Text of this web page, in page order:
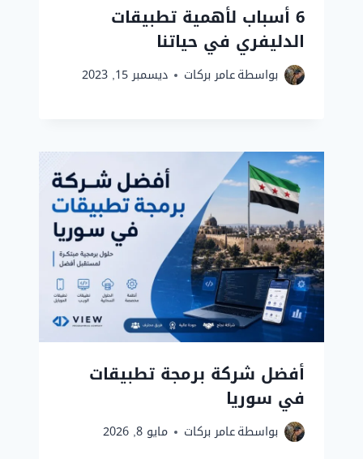
6 أسباب لأهمية تطبيقات
الدليفري في حياتنا
بواسطةعامر بركات ديسمبر 15, 2023
أفضل شركة برمجة تطبيقات
في سوريا
بواسطةعامر بركات مايو 8, 2026